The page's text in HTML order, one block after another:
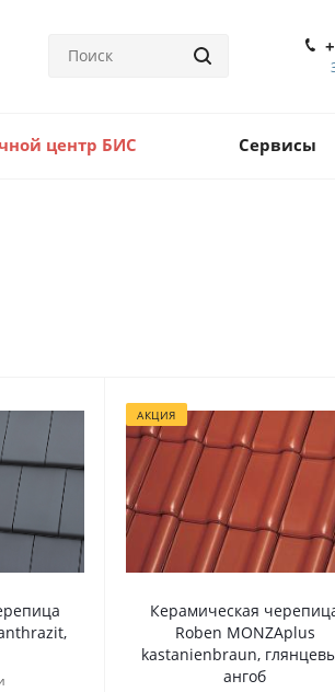
центр БИС Сервисы
АКЦИЯ
Керамическая
Roben MONZAplus
kastanienbraun,
ангоб